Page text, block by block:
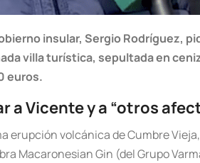
insular, Sergio Rodríguez,
villa turística, sepultada en
euros.
a Vicente y a “otros
volcánica de Cumbre
Macaronesian Gin (del Grupo